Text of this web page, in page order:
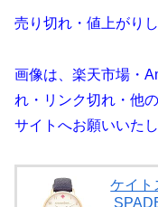
売り切れ・値上がり
画像は、楽天市場・
れ・リンク切れ・他
サイトへお願いいたし
ケイト